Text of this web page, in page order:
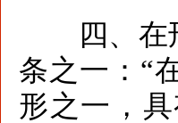
四、在刑
条之一：“
形之一，